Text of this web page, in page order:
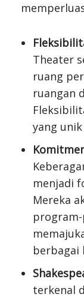
Theater
ruang
ruangan
yang
menjadi
Mereka
berbagai
terkenal